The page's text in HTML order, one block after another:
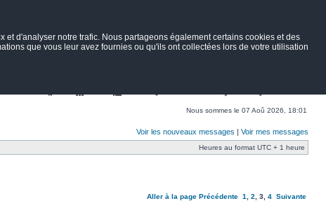
d'analyser notre trafic. Nous partageons également certains cookies et des
que vous leur avez fournies ou qu'ils ont collectées lors de votre utilisation
Nous sommes le 07 Aoû 2026, 18:01
Voir les nouveaux messages | Voir mes messages
Heures au format UTC + 1 heure
Aller à la page Précédente 1 2 3 4 Suivante